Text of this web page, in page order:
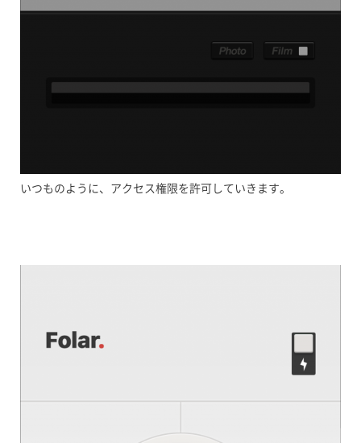
いつものように、アクセス権限を許可していきます。